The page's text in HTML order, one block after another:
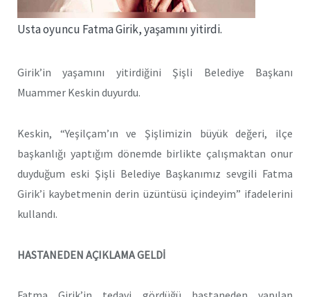
Usta oyuncu Fatma Girik, yaşamını yitirdi.
Girik’in yaşamını yitirdiğini Şişli Belediye Başkanı
Muammer Keskin duyurdu.
Keskin, “Yeşilçam’ın ve Şişlimizin büyük değeri, ilçe
başkanlığı yaptığım dönemde birlikte çalışmaktan onur
duyduğum eski Şişli Belediye Başkanımız sevgili Fatma
Girik’i kaybetmenin derin üzüntüsü içindeyim” ifadelerini
kullandı.
HASTANEDEN AÇIKLAMA GELDİ